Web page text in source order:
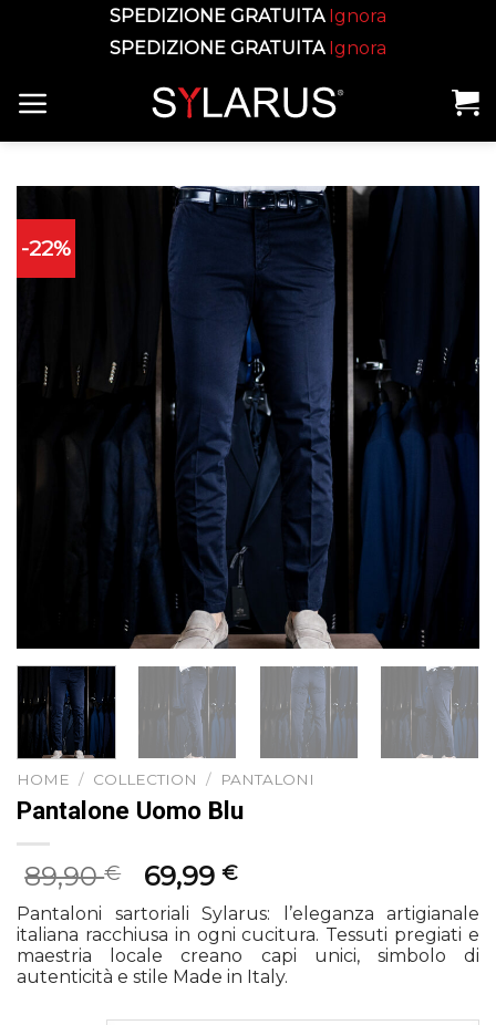
SPEDIZIONE GRATUITA Ignora
SPEDIZIONE GRATUITA Ignora
content
-22%
HOME / COLLECTION / PANTALONI
Pantalone Uomo Blu
89,90€
Il
prezzo
originale
era:
89,90 €.
69,99 €Il
prezzo
attuale
è:
69,99 €.
Pantaloni sartoriali Sylarus: l’eleganza artigianale
italiana racchiusa in ogni cucitura. Tessuti pregiati e
maestria locale creano capi unici, simbolo di
autenticità e stile Made in Italy.